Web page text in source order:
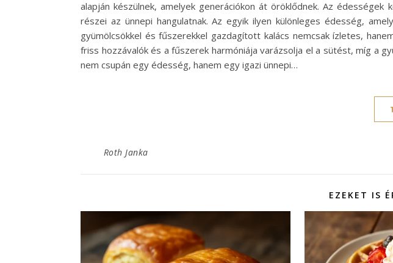
alapján készülnek, amelyek generációkon át öröklődnek. Az
részei az ünnepi hangulatnak. Az egyik ilyen különleges édesség,
gyümölcsökkel és fűszerekkel gazdagított kalács nemcsak ízletes,
friss hozzávalók és a fűszerek harmóniája varázsolja el a sütést, míg a
nem csupán egy édesség, hanem egy igazi ünnepi…
Roth Janka
EZEKET IS